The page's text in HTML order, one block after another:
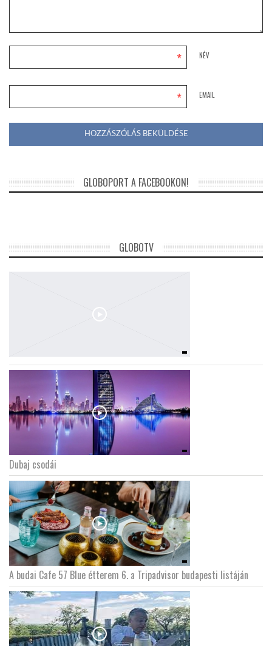
NÉV
*
EMAIL
*
GLOBOPORT A FACEBOOKON!
GLOBOTV
Dubaj csodái
A budai Cafe 57 Blue étterem 6. a Tripadvisor budapesti listáján